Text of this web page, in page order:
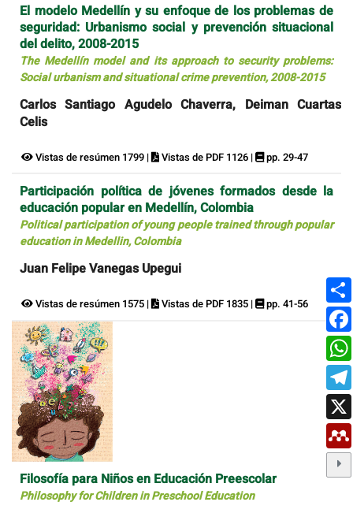
El modelo Medellín y su enfoque de los problemas de
seguridad: Urbanismo social y prevención situacional
del delito, 2008-2015
The Medellín model and its approach to security problems:
Social urbanism and situational crime prevention, 2008-2015
Carlos Santiago Agudelo Chaverra, Deiman Cuartas
Celis
Vistas de resúmen 1799 | Vistas de PDF 1126 | pp. 29-47
Participación política de jóvenes formados desde la
educación popular en Medellín, Colombia
Political participation of young people trained through popular
education in Medellin, Colombia
Juan Felipe Vanegas Upegui
Vistas de resúmen 1575 | Vistas de PDF 1835 | pp. 41-56
Filosofía para Niños en Educación Preescolar
Philosophy for Children in Preschool Education